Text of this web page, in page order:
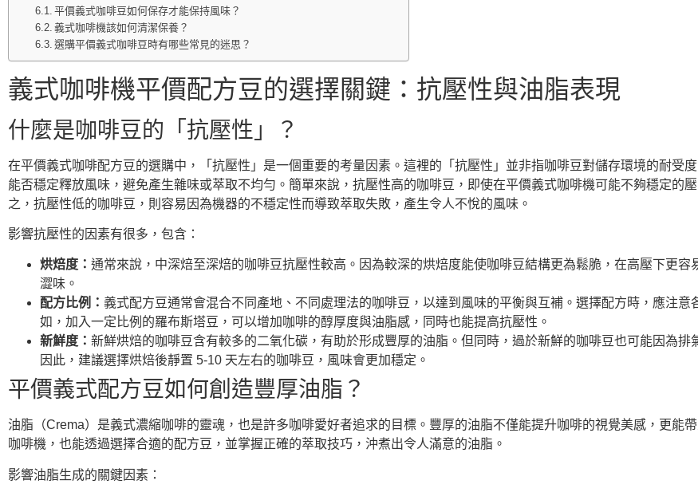
平價義式咖啡豆如何保存才能保持風味？
義式咖啡機該如何清潔保養？
選購平價義式咖啡豆時有哪些常見的迷思？
義式咖啡機平價配方豆的選擇關鍵：抗壓性與油脂表現
什麼是咖啡豆的「抗壓性」？
在平價義式咖啡配方豆的選購中，「抗壓性」是一個重要的考量因素。這裡的「抗壓性」並非指咖啡豆對儲存環境的耐受
能否穩定釋放風味，避免產生雜味或萃取不均勻。簡單來說，抗壓性高的咖啡豆，即使在平價義式咖啡機可能不夠穩定的
之，抗壓性低的咖啡豆，則容易因為機器的不穩定性而導致萃取失敗，產生令人不悅的風味。
影響抗壓性的因素有很多，包含：
烘焙度： 通常來說，中深焙至深焙的咖啡豆抗壓性較高。因為較深的烘焙度能使咖啡豆結構更為鬆脆，在高壓下更
澀味。
配方比例： 義式配方豆通常會混合不同產地、不同處理法的咖啡豆，以達到風味的平衡與互補。選擇配方時，應注意
如，加入一定比例的羅布斯塔豆，可以增加咖啡的醇厚度與油脂感，同時也能提高抗壓性。
新鮮度： 新鮮烘焙的咖啡豆含有較多的二氧化碳，有助於形成豐厚的油脂。但同時，過於新鮮的咖啡豆也可能因為排
因此，建議選擇烘焙後靜置 5-10 天左右的咖啡豆，風味會更加穩定。
平價義式配方豆如何創造豐厚油脂？
油脂（Crema）是義式濃縮咖啡的靈魂，也是許多咖啡愛好者追求的目標。豐厚的油脂不僅能提升咖啡的視覺美感，更能
咖啡機，也能透過選擇合適的配方豆，並掌握正確的萃取技巧，沖煮出令人滿意的油脂。
影響油脂生成的關鍵因素：